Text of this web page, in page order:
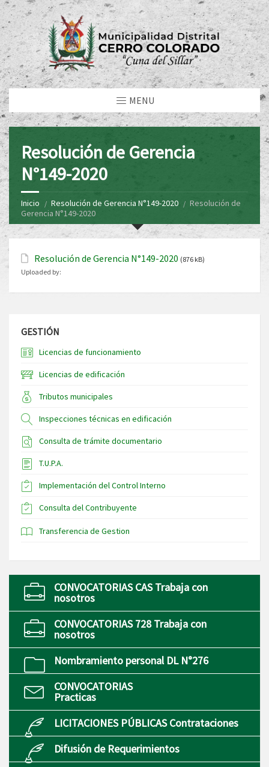
MENU
Resolución de Gerencia
N°149-2020
Inicio Resolución de Gerencia N°149-2020
Resolución de
Gerencia N°149-2020
Resolución de Gerencia N°149-2020 (876 kB)
Uploaded by:
GESTIÓN
Licencias de funcionamiento
Licencias de edificación
Tributos municipales
Inspecciones técnicas en edificación
Consulta de trámite documentario
T.U.P.A.
Implementación del Control Interno
Consulta del Contribuyente
Transferencia de Gestion
CONVOCATORIAS CAS Trabaja con
nosotros
CONVOCATORIAS 728 Trabaja con
nosotros
Nombramiento personal DL N°276
CONVOCATORIAS
Practicas
LICITACIONES PÚBLICAS Contrataciones
Difusión de Requerimientos